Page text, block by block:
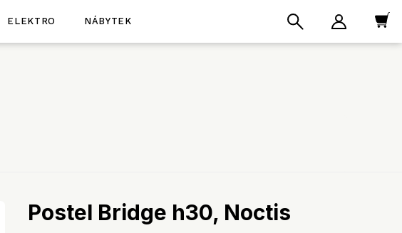
ELEKTRO NÁBYTEK
Postel Bridge h30, Noctis